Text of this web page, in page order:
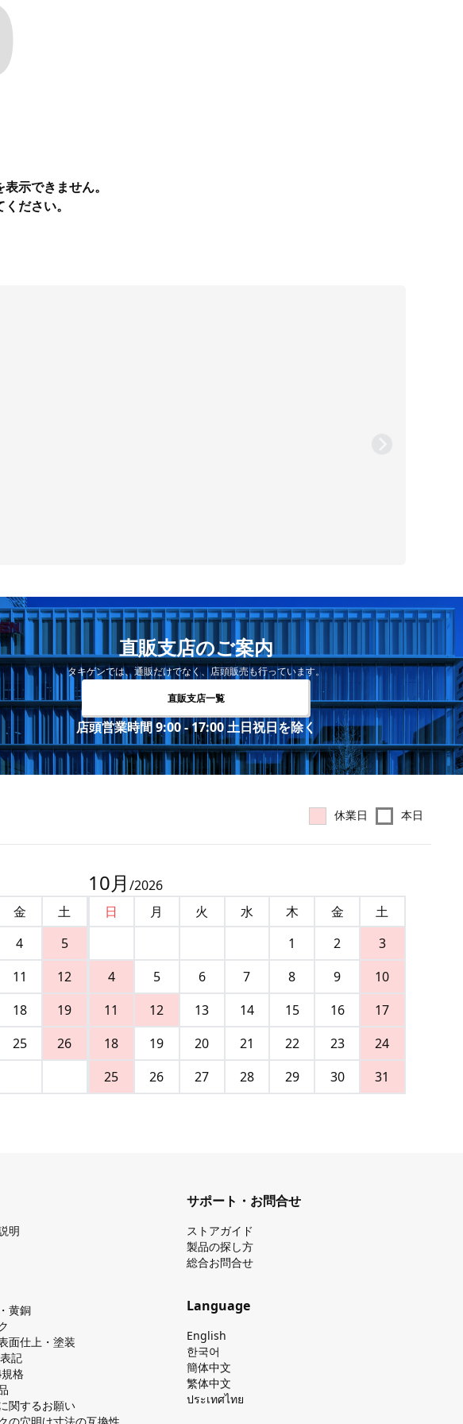
示できません。
ださい。
直販支店のご案内
タキゲンでは、通販だけでなく、店頭販売も行っています。
直販支店一覧
店頭営業時間 9:00 - 17:00 土日祝日を除く
休業日 本日
金
土
4
5
11
12
18
19
25
26
10月 /2026
日
月 火 水 木 金
土
1
2
3
4
5 6 7 8 9
10
11
12 13 14 15 16
17
18
19 20 21 22 23
24
25
26 27 28 29 30 31
明
⻩銅
面仕上・塗装
記
格
関するお願い
サポート・お問合せ
ストアガイド
製品の探し⽅
総合お問合せ
Language
English
한국어
簡体中文
繁体中文
ประเทศไทย